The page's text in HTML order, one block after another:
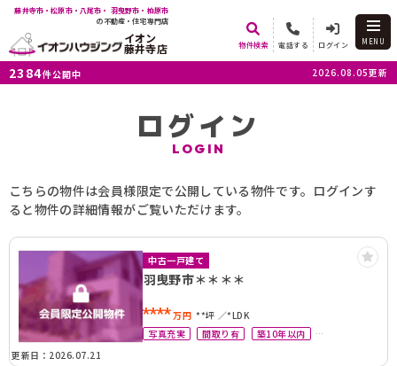
藤井寺市・松原市・八尾市・ 羽曳野市・柏原市
の不動産・住宅専門店
イオン
藤井寺店 物件検索 電話する ログイン MENU
2384件公開中 2026.08.05更新
ログイン
LOGIN
こちらの物件は会員様限定で公開している物件です。ログインす
ると物件の詳細情報がご覧いただけます。
中古一戸建て
羽曳野市＊＊＊＊
****万円 **坪
*LDK
写真充実
間取り有
築10年以内
更新日：2026.07.21